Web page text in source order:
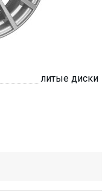
литые диски